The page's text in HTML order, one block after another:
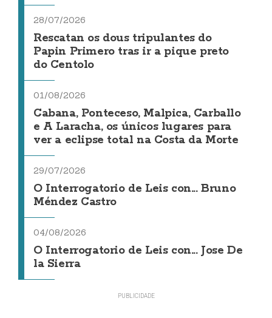
28/07/2026
Rescatan os dous tripulantes do
Papin Primero tras ir a pique preto
do Centolo
01/08/2026
Cabana, Ponteceso, Malpica, Carballo
e A Laracha, os únicos lugares para
ver a eclipse total na Costa da Morte
29/07/2026
O Interrogatorio de Leis con... Bruno
Méndez Castro
04/08/2026
O Interrogatorio de Leis con... Jose De
la Sierra